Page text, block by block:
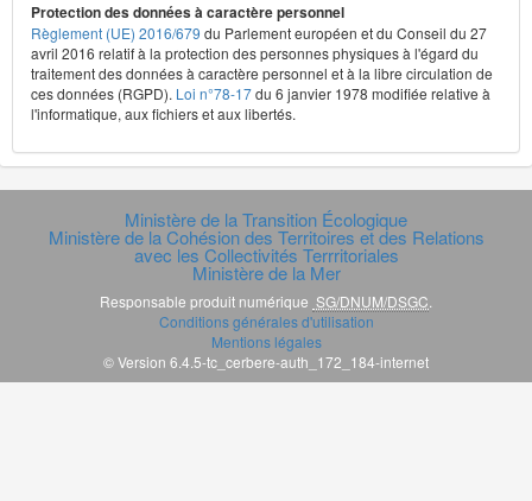
Protection des données à caractère personnel
Règlement (UE) 2016/679 du Parlement européen et du Conseil du 27
avril 2016 relatif à la protection des personnes physiques à l'égard du
traitement des données à caractère personnel et à la libre circulation de
ces données (RGPD). Loi n°78-17du 6 janvier 1978 modifiée relative à
l'informatique, aux fichiers et aux libertés.
Ministère de la Transition Écologique
Ministère de la Cohésion des Territoires et des Relations
avec les Collectivités Terrritoriales
Ministère de la Mer
Responsable produit numérique SG/DNUM/DSGC
Conditions générales d'utilisation
Mentions légales
© Version 6.4.5-tc_cerbere-auth_172_184-internet